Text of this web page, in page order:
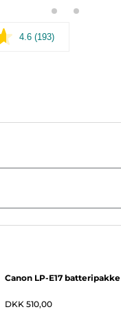
4.6 Læs
(193)
Canon LP-E17 batteripakke
DKK 510,00